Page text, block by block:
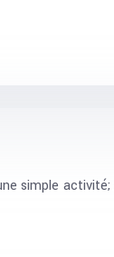
simple